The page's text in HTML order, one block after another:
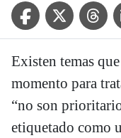
Facebook IconTwitter Icon
Threads
Existen temas
momento para
“no son
etiquetado como